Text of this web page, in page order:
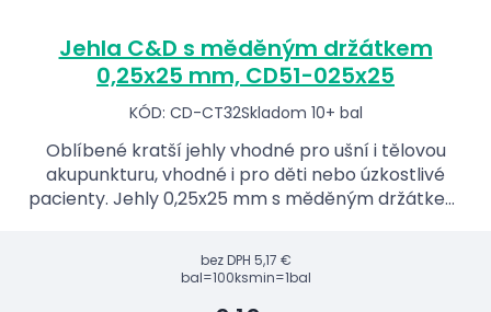
Jehla C&D s měděným držátkem
0,25x25 mm, CD51-025x25
KÓD: CD-CT32Skladom 10+ bal
Oblíbené kratší jehly vhodné pro ušní i tělovou
akupunkturu, vhodné i pro děti nebo úzkostlivé
pacienty. Jehly 0,25x25 mm s měděným držátkem
bez DPH 5,17 €
bal=100ksmin=1bal